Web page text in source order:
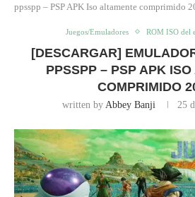
ppsspp – PSP APK Iso altamente comprimido
Juegos/Emuladores ROM ISO del
[DESCARGAR]
PPSSPP – PSP APK
COMPRIMIDO
written by Abbey Banji 25